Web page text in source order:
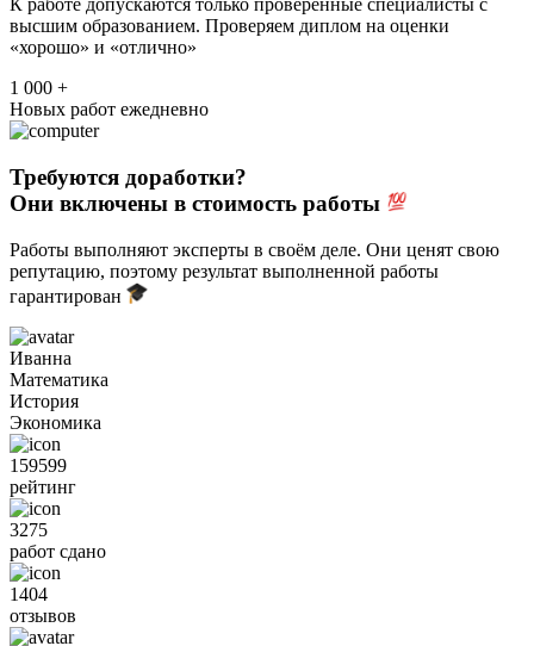
К работе допускаются только проверенные специалисты с
высшим образованием. Проверяем диплом на оценки
«хорошо» и «отлично»
1 000 +
Новых работ ежедневно
Требуются доработки?
Они включены в стоимость работы
Работы выполняют эксперты в своём деле. Они ценят свою
репутацию, поэтому результат выполненной работы
гарантирован
Иванна
Математика
История
Экономика
159599
рейтинг
3275
работ сдано
1404
отзывов